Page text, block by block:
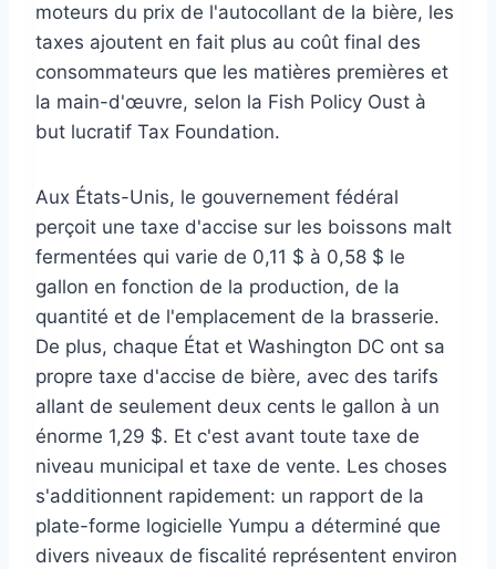
moteurs du prix de l'autocollant de la bière, les
taxes ajoutent en fait plus au coût final des
consommateurs que les matières premières et
la main-d'œuvre, selon la Fish Policy Oust à
but lucratif Tax Foundation.
Aux États-Unis, le gouvernement fédéral
perçoit une taxe d'accise sur les boissons malt
fermentées qui varie de 0,11 $ à 0,58 $ le
gallon en fonction de la production, de la
quantité et de l'emplacement de la brasserie.
De plus, chaque État et Washington DC ont sa
propre taxe d'accise de bière, avec des tarifs
allant de seulement deux cents le gallon à un
énorme 1,29 $. Et c'est avant toute taxe de
niveau municipal et taxe de vente. Les choses
s'additionnent rapidement: un rapport de la
plate-forme logicielle Yumpu a déterminé que
divers niveaux de fiscalité représentent environ